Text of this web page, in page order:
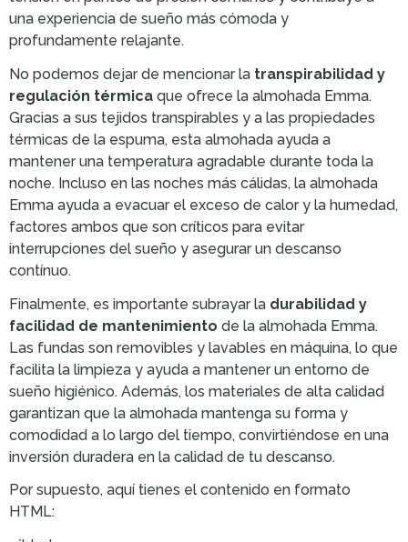
una experiencia de sueño más cómoda y
profundamente relajante.
No podemos dejar de mencionar la transpirabilidad y
regulación térmica que ofrece la almohada Emma.
Gracias a sus tejidos transpirables y a las propiedades
térmicas de la espuma, esta almohada ayuda a
mantener una temperatura agradable durante toda la
noche. Incluso en las noches más cálidas, la almohada
Emma ayuda a evacuar el exceso de calor y la humedad,
factores ambos que son críticos para evitar
interrupciones del sueño y asegurar un descanso
contínuo.
Finalmente, es importante subrayar la durabilidad y
facilidad de mantenimiento de la almohada Emma.
Las fundas son removibles y lavables en máquina, lo que
facilita la limpieza y ayuda a mantener un entorno de
sueño higiénico. Además, los materiales de alta calidad
garantizan que la almohada mantenga su forma y
comodidad a lo largo del tiempo, convirtiéndose en una
inversión duradera en la calidad de tu descanso.
Por supuesto, aquí tienes el contenido en formato
HTML: